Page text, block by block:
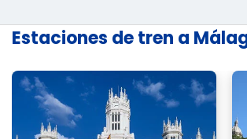
Estaciones de tren a